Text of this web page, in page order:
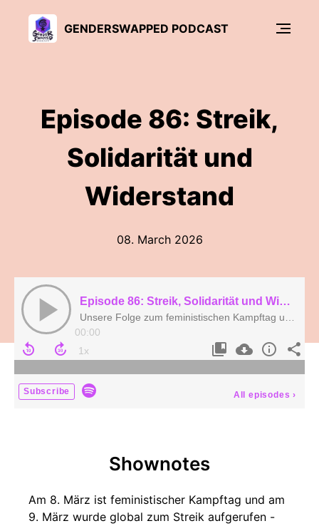
GENDERSWAPPED PODCAST
Episode 86: Streik,
Solidarität und
Widerstand
08. March 2026
Episode 86: Streik, Solidarität und Widerstand
00:00
Subscribe All episodes ›
Shownotes
Am 8. März ist feministischer Kampftag und am
9. März wurde global zum Streik aufgerufen -